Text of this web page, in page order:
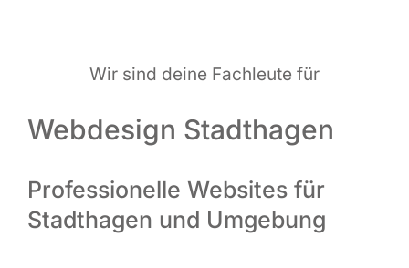
Arbei­ten
Leis­tun­gen
Wir sind dei­ne Fach­leu­te für
Webdesign Stadthagen
Professionelle Websites für
Stadthagen und Umgebung